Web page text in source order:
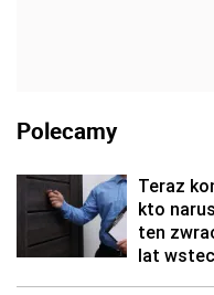
Polecamy
Teraz
kto
ten
lat